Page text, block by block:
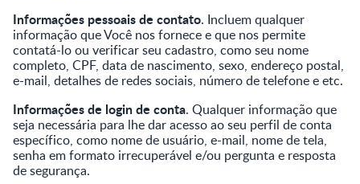
Informações pessoais de contato. Incluem qualquer
informação que Você nos fornece e que nos permite
contatá-lo ou verificar seu cadastro, como seu nome
completo, CPF, data de nascimento, sexo, endereço postal,
e-mail, detalhes de redes sociais, número de telefone e etc.
Informações de login de conta. Qualquer informação que
seja necessária para lhe dar acesso ao seu perfil de conta
específico, como nome de usuário, e-mail, nome de tela,
senha em formato irrecuperável e/ou pergunta e resposta
de segurança.